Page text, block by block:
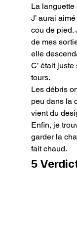
La languette
J’ aurai
cou de pied.
de mes
elle
C’ était
tours.
Les débris
peu dans la
vient du
Enfin, je
garder la
fait chaud.
5